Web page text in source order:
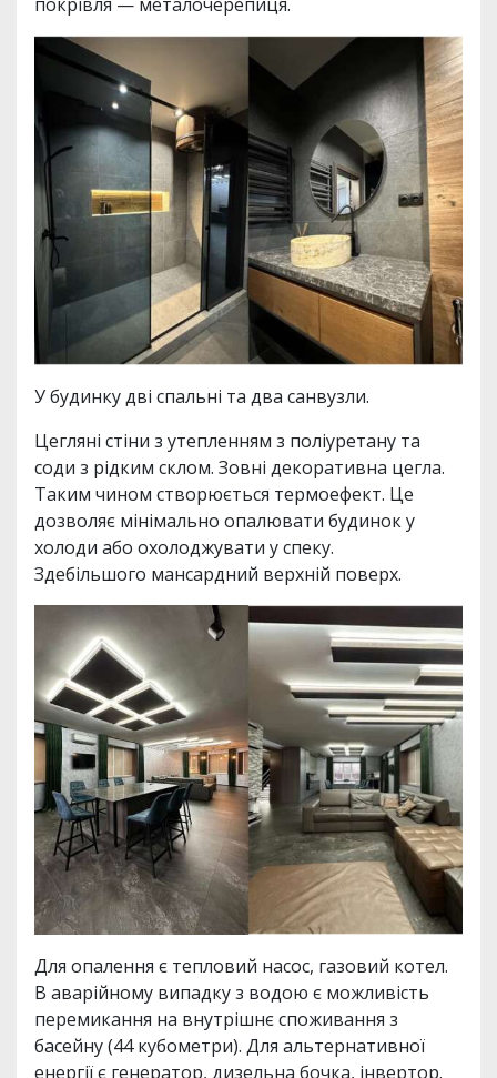
У будинку дві спальні та два санвузли.
Цегляні стіни з утепленням з поліуретану та
соди з рідким склом. Зовні декоративна цегла.
Таким чином створюється термоефект. Це
дозволяє мінімально опалювати будинок у
холоди або охолоджувати у спеку.
Здебільшого мансардний верхній поверх.
Для опалення є тепловий насос, газовий котел.
В аварійному випадку з водою є можливість
перемикання на внутрішнє споживання з
басейну (44 кубометри). Для альтернативної
енергії є генератор, дизельна бочка, інвертор.